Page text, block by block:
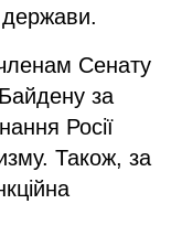
Сенату
за
Росії
Також, за